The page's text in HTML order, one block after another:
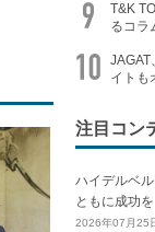
T&K
るコラ
イトも
注目コン
ハイデルベ
ともに成功を
2026年07月25